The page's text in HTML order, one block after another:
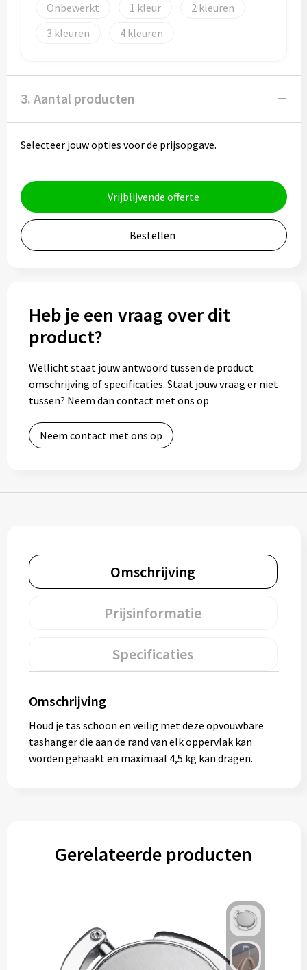
Eten & drinken
Drinkbekers
Thermosflessen
Thermosbekers
Mokken & kopjes
Snoep
Muntjes
Paraplu's
Gereedschap
Persoonlijke verzorging
Zonnebrillen
Onbewerkt
1
2
3
4
3. Aantal producten
Selecteer jouw opties voor de prijsopgave.
Vrijblijvende offerte
Bestellen
Heb je een vraag over dit
product?
Wellicht staat jouw antwoord tussen de product
omschrijving of specificaties. Staat jouw vraag er niet
tussen? Neem dan contact met ons op
Neem contact met ons op
Omschrijving
Prijsinformatie
Specificaties
Omschrijving
Houd je tas schoon en veilig met deze opvouwbare
tashanger die aan de rand van elk oppervlak kan
worden gehaakt en maximaal 4,5 kg kan dragen.
Gerelateerde producten